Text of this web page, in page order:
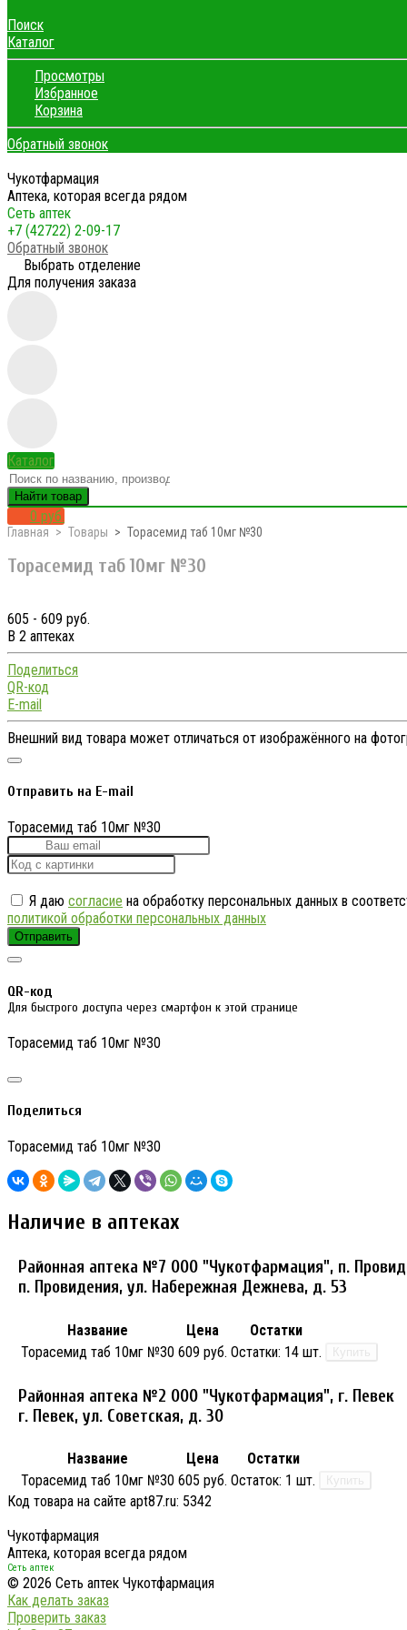
Поиск
Каталог
Просмотры
Избранное
Корзина
Обратный звонок
Чукотфармация
Аптека, которая всегда рядом
Сеть аптек
+7 (42722) 2-09-17
Обратный звонок
Выбрать отделение
Для получения заказа
Каталог
Найти товар
0 руб.
Главная Товары Торасемид таб 10мг №30
Торасемид таб 10мг №30
605 - 609 руб.
В 2 аптеках
Поделиться
QR-код
E-mail
Внешний вид товара может отличаться от изображённого на
Отправить на E-mail
Торасемид таб 10мг №30
Я даю согласие на обработку персональных данных в
политикой обработки персональных данных
Отправить
QR-код
Для быстрого доступа через смартфон к этой странице
Торасемид таб 10мг №30
Поделиться
Торасемид таб 10мг №30
Наличие в аптеках
Районная аптека №7 ООО "Чукотфармация", п.
п. Провидения, ул. Набережная Дежнева, д. 53
Название Цена
Остатки
Торасемид таб 10мг №30 609 руб. Остатки: 14 шт. Купить
Районная аптека №2 ООО "Чукотфармация", г. Певек
г. Певек, ул. Советская, д. 30
Название Цена
Остатки
Торасемид таб 10мг №30 605 руб. Остаток: 1 шт. Купить
Код товара на сайте apt87.ru: 5342
Чукотфармация
Аптека, которая всегда рядом
Сеть аптек
© 2026 Сеть аптек Чукотфармация
Как делать заказ
Проверить заказ